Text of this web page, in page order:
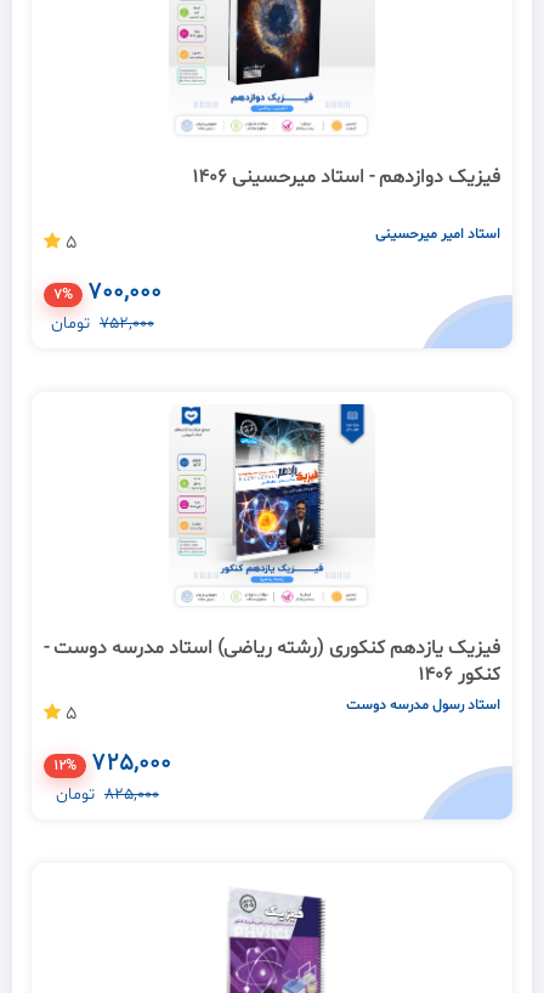
فیزیک دوازدهم - استاد میرحسینی 1406
استاد امیر میرحسینی 5
700,000
7%
752,000 تومان
فیزیک یازدهم کنکوری (رشته ریاضی) استاد مدرسه دوست -
کنکور 1406
استاد رسول مدرسه دوست 5
725,000
12%
825,000 تومان